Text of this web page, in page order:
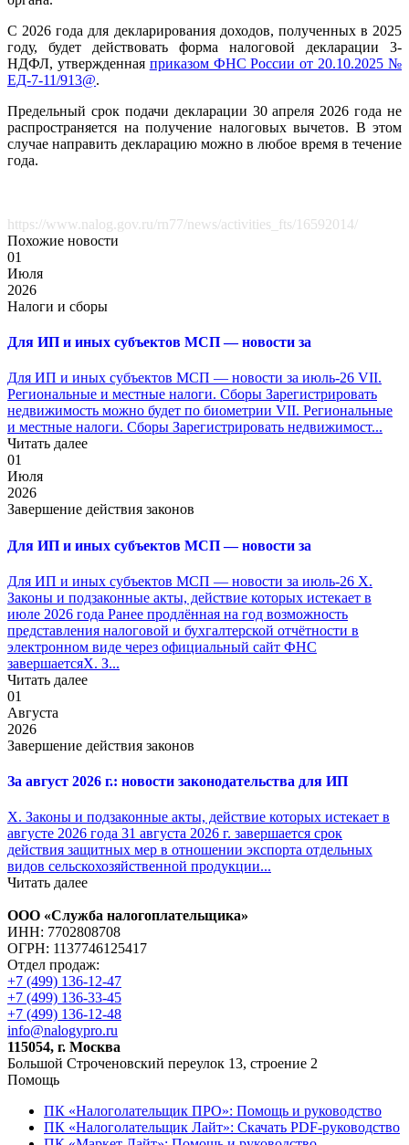
С 2026 года для декларирования доходов, полученных в 2025
году, будет действовать форма налоговой декларации 3-
НДФЛ, утвержденная приказом ФНС России от 20.10.2025 №
ЕД-7-11/913@.
Предельный срок подачи декларации 30 апреля 2026 года не
распространяется на получение налоговых вычетов. В этом
случае направить декларацию можно в любое время в течение
года.
https://www.nalog.gov.ru/rn77/news/activities_fts/16592014/
Похожие новости
01
Июля
2026
Налоги и сборы
Для ИП и иных субъектов МСП — новости за
Для ИП и иных субъектов МСП — новости за июль-26 VII.
Региональные и местные налоги. Сборы Зарегистрировать
недвижимость можно будет по биометрии VII. Региональные
и местные налоги. Сборы Зарегистрировать недвижимост...
Читать далее
01
Июля
2026
Завершение действия законов
Для ИП и иных субъектов МСП — новости за
Для ИП и иных субъектов МСП — новости за июль-26 X.
Законы и подзаконные акты, действие которых истекает в
июле 2026 года Ранее продлённая на год возможность
представления налоговой и бухгалтерской отчётности в
электронном виде через официальный сайт ФНС
завершаетсяX. З...
Читать далее
01
Августа
2026
Завершение действия законов
За август 2026 г.: новости законодательства для ИП
X. Законы и подзаконные акты, действие которых истекает в
августе 2026 года 31 августа 2026 г. завершается срок
действия защитных мер в отношении экспорта отдельных
видов сельскохозяйственной продукции...
Читать далее
ООО «Служба налогоплательщика»
ИНН: 7702808708
ОГРН: 1137746125417
Отдел продаж:
+7 (499) 136-12-47
+7 (499) 136-33-45
+7 (499) 136-12-48
info@nalogypro.ru
115054, г. Москва
Большой Строченовский переулок 13, строение 2
Помощь
ПК «Налоголательщик ПРО»: Помощь и руководство
ПК «Налоголательщик Лайт»: Скачать PDF-руководство